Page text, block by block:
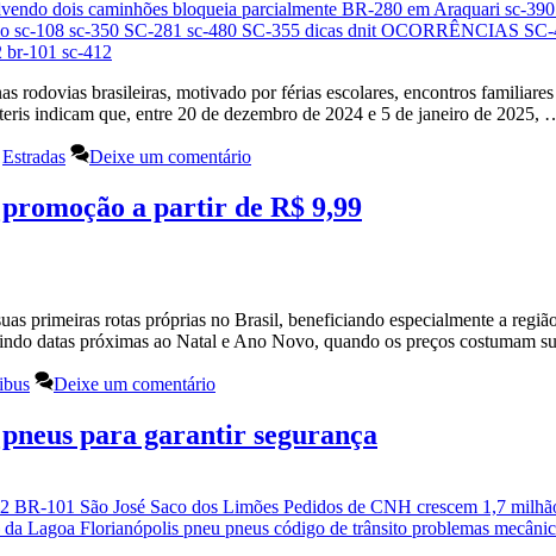
brasileiras, motivado por férias escolares, encontros
indicam que, entre 20 de dezembro de 2024 e 5 de janeiro de 2025,
Estradas Deixe um comentário
a partir de R$ 9,99
primeiras rotas próprias no Brasil, beneficiando especialmente a
datas próximas ao Natal e Ano Novo, quando os preços
Deixe um comentário
para garantir segurança